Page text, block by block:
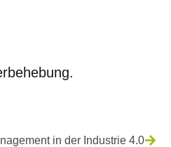
in der Industrie 4.0